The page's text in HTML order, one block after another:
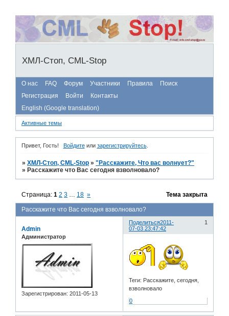
ХМЛ-Стоп, CML-Stop
О нас FAQ Форум Участники Правила
Поиск
Регистрация
Войти
Контакты
English (Google translation)
Активные темы
Привет, Гость! Войдитеили зарегистрируйтесь.
»ХМЛ-Стоп, CML-Stop »"Расскажите, Что вас волнует?"
» Расскажите что Вас сегодня взволновало?
Расскажите что Вас сегодня взволновало?
Страница:1 2 3 … 18 » Тема закрыта
Поделиться 1
2011-
07-03 23:47:42
Admin
Администратор
Зарегистрирован: 2011-05-13
Теги: Расскажите, сегодня,
взволновало
0